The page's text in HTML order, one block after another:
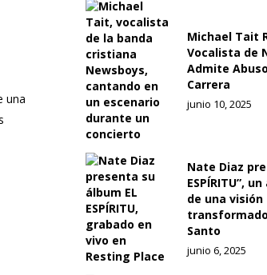
una
Michael Tait
Vocalista de
Admite
Carrera
junio 10, 2025
Nate Diaz
ESPÍRITU”,
de una visión
Santo
junio 6, 2025